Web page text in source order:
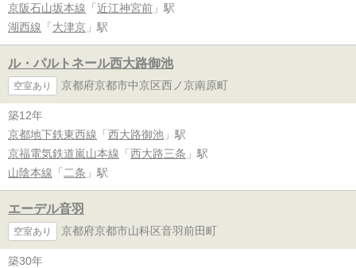
京阪石山坂本線 「 近江神宮前 」駅
湖西線 「 大津京 」駅
ル・パルトネール西大路御池
空室あり 京都府京都市中京区西ノ京南原町
築12年
京都地下鉄東西線 「 西大路御池 」駅
京福電気鉄道嵐山本線 「 西大路三条 」駅
山陰本線 「 二条 」駅
エーデル音羽
空室あり 京都府京都市山科区音羽前田町
築30年